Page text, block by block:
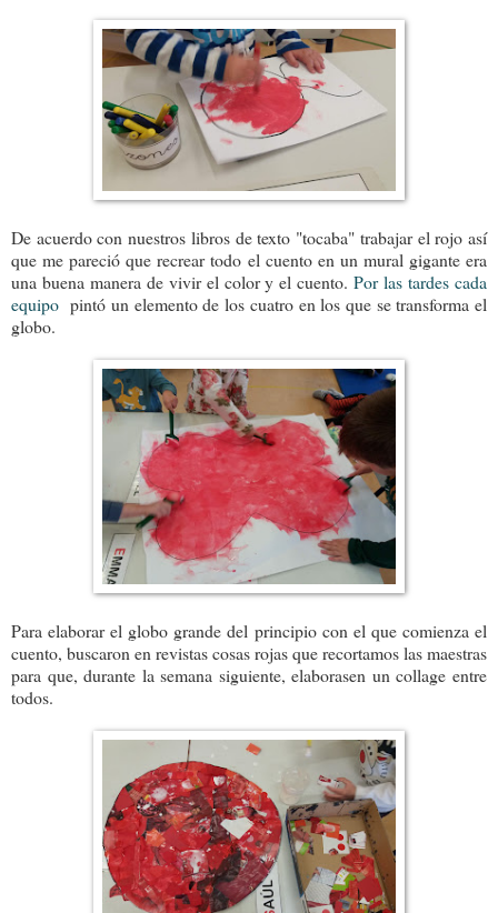
De acuerdo con nuestros libros de texto "tocaba" trabajar el rojo así
que me pareció que recrear todo el cuento en un mural gigante era
una buena manera de vivir el color y el cuento.Por las tardes cada
equipopintó un elemento de los cuatro en los que se transforma el
globo.
Para elaborar el globo grande del principio con el que comienza el
cuento, buscaron en revistas cosas rojas que recortamos las maestras
para que, durante la semana siguiente, elaborasen un collage entre
todos.